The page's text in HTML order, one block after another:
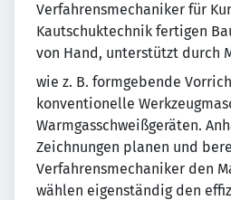
Verfahrensmechaniker für
Kautschuktechnik fertigen
von Hand, unterstützt durch
wie z. B. formgebende
konventionelle
Warmgasschweißgeräten.
Zeichnungen planen und
Verfahrensmechaniker den
wählen eigenständig den